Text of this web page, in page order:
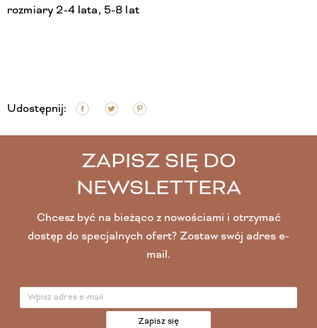
rozmiary 2-4 lata, 5-8 lat
Udostępnij:
ZAPISZ SIĘ DO
NEWSLETTERA
Chcesz być na bieżąco z nowościami i otrzymać
dostęp do specjalnych ofert? Zostaw swój adres e-
mail.
Zapisz się